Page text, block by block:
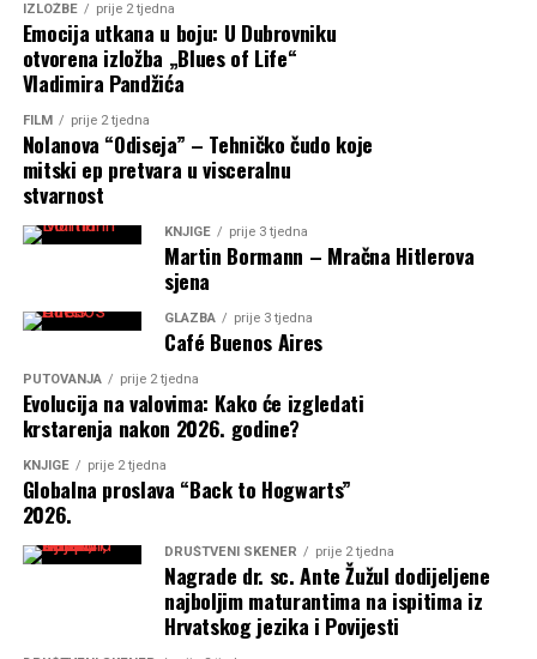
IZLOŽBE prije 2 tjedna
Emocija utkana u boju: U Dubrovniku
otvorena izložba „Blues of Life“
Vladimira Pandžića
FILM prije 2 tjedna
Nolanova “Odiseja” – Tehničko čudo koje
mitski ep pretvara u visceralnu
stvarnost
KNJIGE prije 3 tjedna
Martin Bormann – Mračna Hitlerova
sjena
GLAZBA prije 3 tjedna
Café Buenos Aires
PUTOVANJA prije 2 tjedna
Evolucija na valovima: Kako će izgledati
krstarenja nakon 2026. godine?
KNJIGE prije 2 tjedna
Globalna proslava “Back to Hogwarts”
2026.
DRUŠTVENI SKENER prije 2 tjedna
Nagrade dr. sc. Ante Žužul dodijeljene
najboljim maturantima na ispitima iz
Hrvatskog jezika i Povijesti